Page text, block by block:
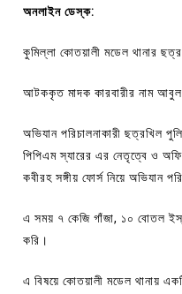
অনলাইন ডেস্ক:
কুমিল্লা কোতয়ালী মডেল থানার
আটককৃত মাদক কারবারীর নাম আবুল
অভিযান পরিচালনাকারী ছত্রখিল
পিপিএম স্যারের এর নেতৃত্বে ও
কবীরহ সঙ্গীয় ফোর্স নিয়ে অভিযান
এ সময় ৭ কেজি গাঁজা, ১০ বোতল
করি।
এ বিষয়ে কোতয়ালী মডেল থানায়
In
কুমিল্লা
July 30,